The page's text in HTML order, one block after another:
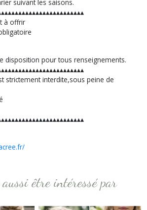
suivant les saisons.
à offrir
disposition pour tous renseignements.
strictement interdite,sous peine de
être intéressé par